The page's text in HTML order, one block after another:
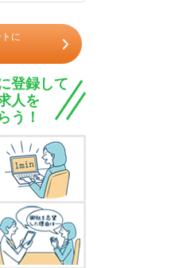
に
登録して
人を
う！